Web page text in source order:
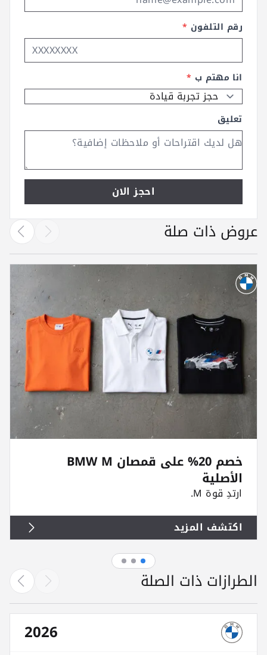
رقم التلفون *
انا مهتم ب *
تعليق
احجز الان
عروض ذات صلة
خصم 20% على قمصان BMW M
الأصلية
ارتدِ قوة M.
اكتشف المزيد
الطرازات ذات الصلة
2026